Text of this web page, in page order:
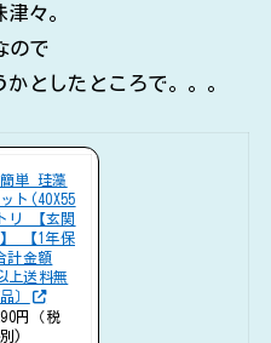
々。
ので
としたところで。。。
単 珪藻
ト(40X55
リ 【玄関
【1年保
計金額
上送料無
〕
円（税
)